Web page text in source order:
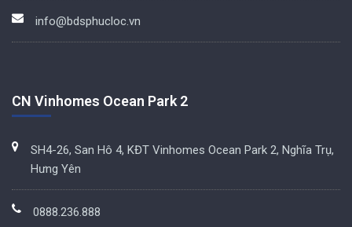
info@bdsphucloc.vn
CN Vinhomes Ocean Park 2
SH4-26, San Hô 4, KĐT Vinhomes Ocean Park 2, Nghĩa Trụ,
Hưng Yên
0888.236.888